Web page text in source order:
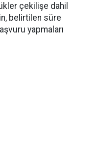
çekilişe dahil
belirtilen süre
yapmaları